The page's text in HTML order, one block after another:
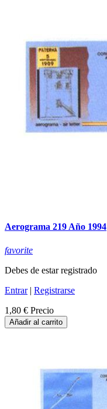
Aerograma 219 Año 1994
favorite
Debes de estar registrado
Entrar| Registrarse
1,80 € Precio
Añadir al carrito